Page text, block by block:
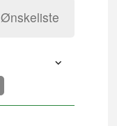
Ønskeliste